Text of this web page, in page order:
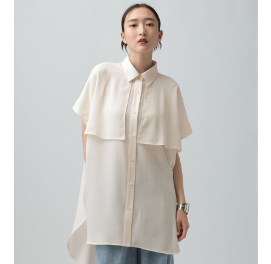
1.分期款項不併入電信帳單，「大哥付你分期」於每月結算日後寄送繳費提
2.透過簡訊連結打開帳單後，可選擇「超商條碼／台灣大直營門市／銀行轉
帳／街口支付／iPASS MONEY」等通路繳費。
1.本服務係由「台灣大哥大股份有限公司」（以下簡稱本公司）所提供，讓
用戶於交易時，得透過本服務購買商品或服務，並由商店將買賣／分期付款
買賣價金債權讓與本公司後，依約使用本公司帳單繳交帳款。
2.基於同意付款使用「大哥付你分期」之契約關係目的，商店將以您的個人
資料（包含姓名、電話或地址）提供予台灣大哥大進項蒐集、處理及利用，
由本公司與您本人進行分期帳單所需資料之確認、核對及更正。
3.完整用戶服務條款，請詳閱以下連結：https://oppay.tw/userRule
【「AFTEE先享後付」結帳流程】
１．於結帳方式選擇「AFTEE先享後付」後，將跳轉至「AFTEE先享後付」
結帳頁面，進行簡訊認證並確認金額後，即可完成結帳。
２．訂單成立數日內，您將收到繳費通知簡訊。
３．收到繳費通知簡訊後14天內，點擊此簡訊中的連結，可透過四大超商／
ATM／網路銀行／等多元方式進行付款，方視為交易完成。
※ 請注意：結帳手續完成當下不需立刻繳費，但若您需要取消訂單，請聯絡
購買商品的店家。未經商家同意取消之訂單仍視為有效，需透過AFTEE先享
後付繳納相關費用。
※ 交易是否成功請以「AFTEE先享後付 」之結帳頁面顯示為準，若有關於
是否繳費成功／繳費後需取消欲退款等相關疑問，請聯繫「AFTEE先享後付
https://netprotections.freshdesk.com/support/home
１．透過由恩沛科技股份有限公司提供之「AFTEE先享後付」服務完成之交
易，需依本服務之必要範圍內提供個人資料，並將交易相關給付款項請求債
https://aftee.tw/terms/#terms3
３．未成年的使用者請事先徵得法定代理人或監護人之同意方可使用
「AFTEE先享後付」，若未經同意申辦者引起之損失，本公司不負相關責
４．使用「AFTEE先享後付」時，將依據個別帳號之用戶狀況，依本公司即
時審查核予不同之上限額度；若仍有額度不足之情形，本公司將視審查結果
每筆NT$80，滿NT$1,500(含以上)免運費
每筆NT$80，滿NT$1,500(含以上)免運費
每筆NT$80，滿NT$1,500(含以上)免運費
每筆NT$80，滿NT$1,500(含以上)免運費